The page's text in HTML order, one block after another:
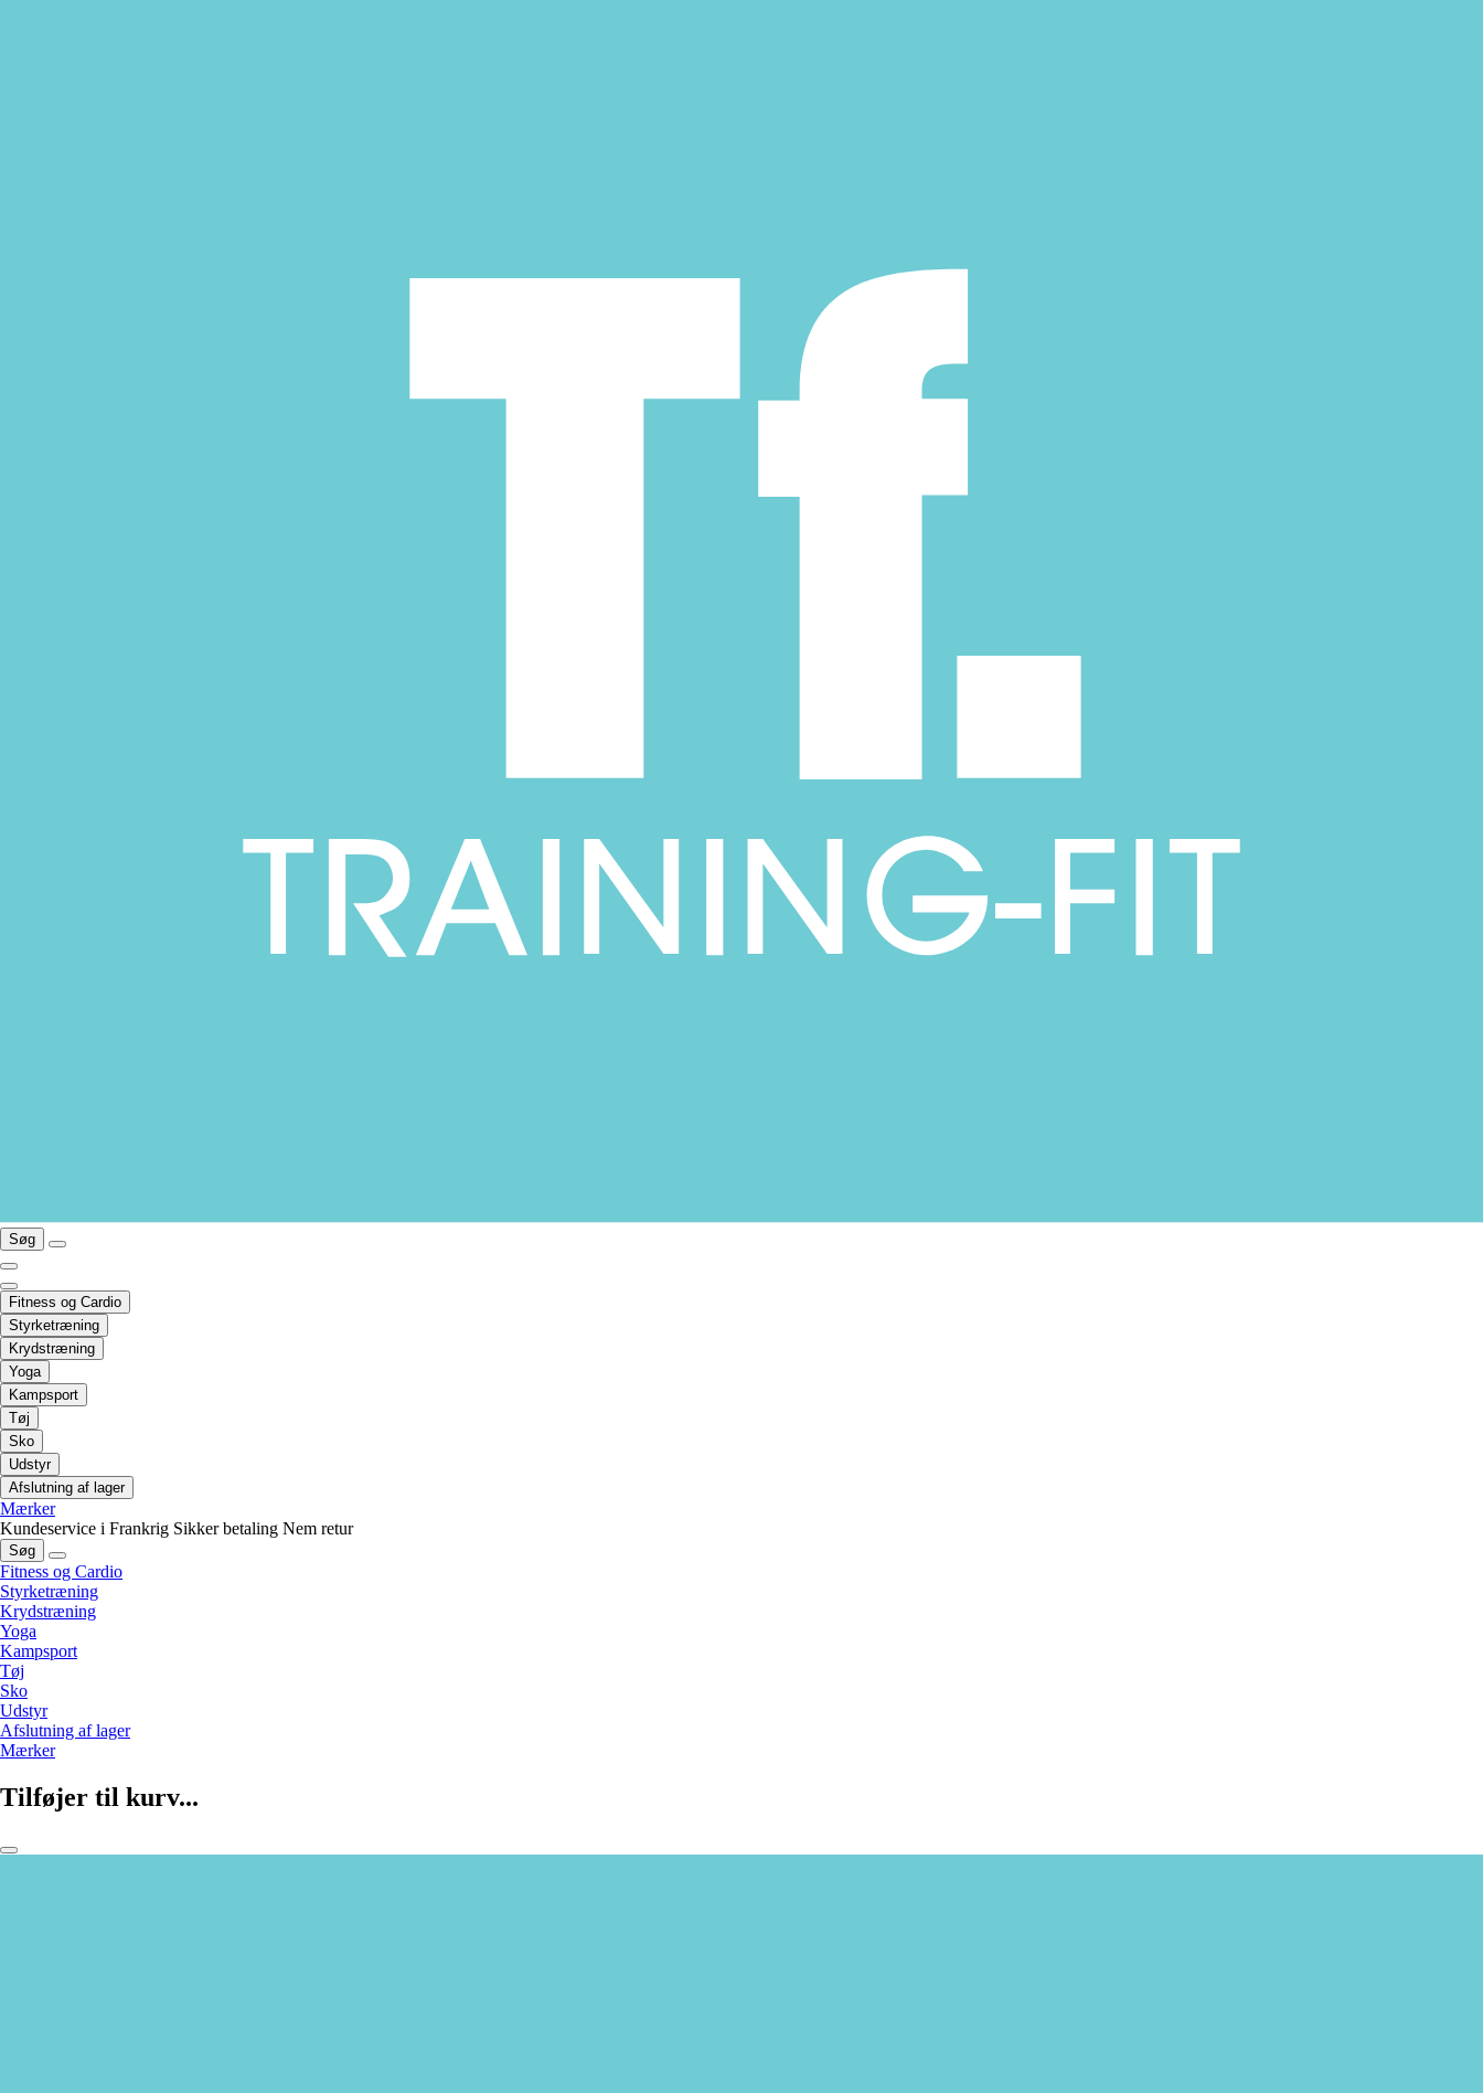
Søg
Fitness og Cardio
Styrketræning
Krydstræning
Yoga
Kampsport
Tøj
Sko
Udstyr
Afslutning af lager
Mærker
Kundeservice i Frankrig Sikker betaling Nem retur
Søg
Fitness og Cardio
Styrketræning
Krydstræning
Yoga
Kampsport
Tøj
Sko
Udstyr
Afslutning af lager
Mærker
Tilføjer til kurv...